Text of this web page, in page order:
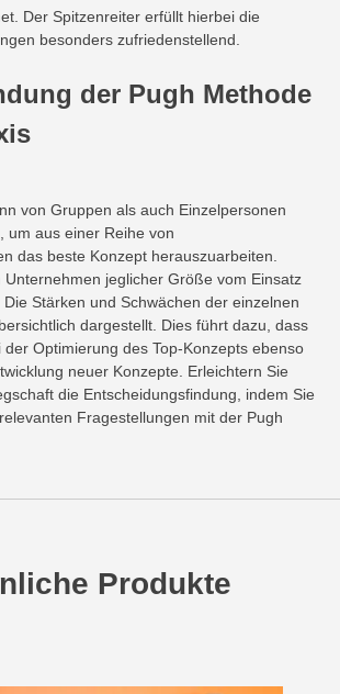
Der Spitzenreiter erfüllt hierbei die
besonders zufriedenstellend.
der Pugh Methode
von Gruppen als auch Einzelpersonen
um aus einer Reihe von
das beste Konzept herauszuarbeiten.
Unternehmen jeglicher Größe vom Einsatz
Stärken und Schwächen der einzelnen
dargestellt. Dies führt dazu, dass
Optimierung des Top-Konzepts ebenso
neuer Konzepte. Erleichtern Sie
die Entscheidungsfindung, indem Sie
Fragestellungen mit der Pugh
Produkte